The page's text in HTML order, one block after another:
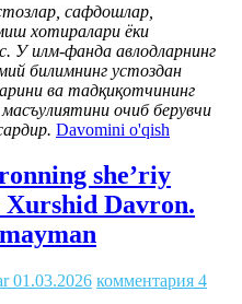
сафдошлар,
хотиралари ёки
У илм-фанда авлодларнинг
билимнинг устоздан
ва тадқиқотчининг
очиб берувчи
Davomini o'qish
she’riy
Davron.
01.03.2026 комментария 4